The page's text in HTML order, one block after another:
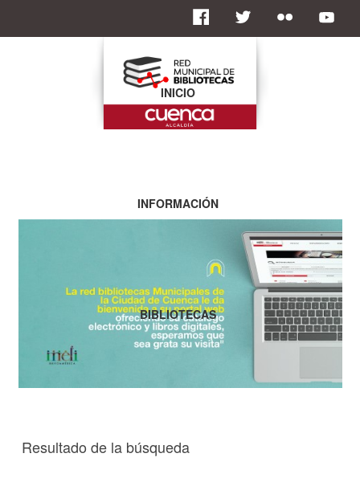
Resultado de la búsqueda
INICIO
INFORMACIÓN
BIBLIOTECAS